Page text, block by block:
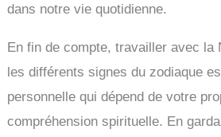
dans notre vie quotidienne.
En fin de compte, travailler avec la
les différents signes du zodiaque
personnelle qui dépend de votre
compréhension spirituelle. En